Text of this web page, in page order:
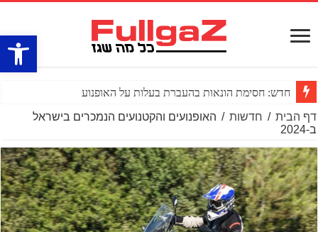
פתח
חדש: חסימת הונאות בהעברת בעלות על האופנוע
דף הבית / חדשות / האופנועים והקטנועים הנמכרים בישראל
ב-2024